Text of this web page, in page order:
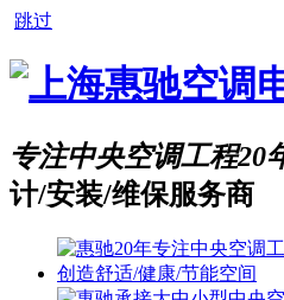
跳过
专注中央空调工程20
计/安装/维保服务商